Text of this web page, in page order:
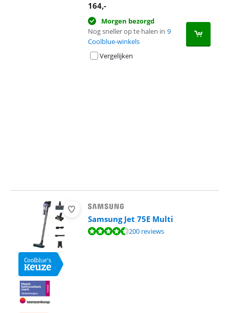
164,-
Morgen bezorgd
Nog sneller op te halen in 9
Coolblue-winkels
Vergelijken
Samsung Jet 75E Multi
Beoordeling is 8,6 van de 10, gebaseerd op 200 reviews.
200 reviews